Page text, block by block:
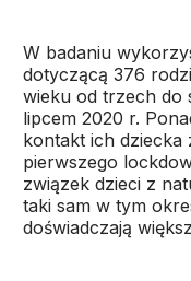
W badaniu
dotyczącą 376
wieku od trzech do
lipcem 2020 r.
kontakt ich dziecka
pierwszego
związek dzieci z
taki sam w tym
doświadczają